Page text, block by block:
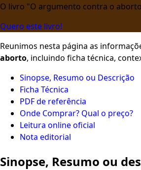
O livro "O argumento contra o
Quero este livro!
Reunimos nesta página as
aborto, incluindo ficha técnica,
Sinopse, Resumo ou Descrição
Ficha Técnica
PDF de referência
Onde Comprar? Qual o preço?
Leitura online oficial
Nota editorial
Sinopse, Resumo ou